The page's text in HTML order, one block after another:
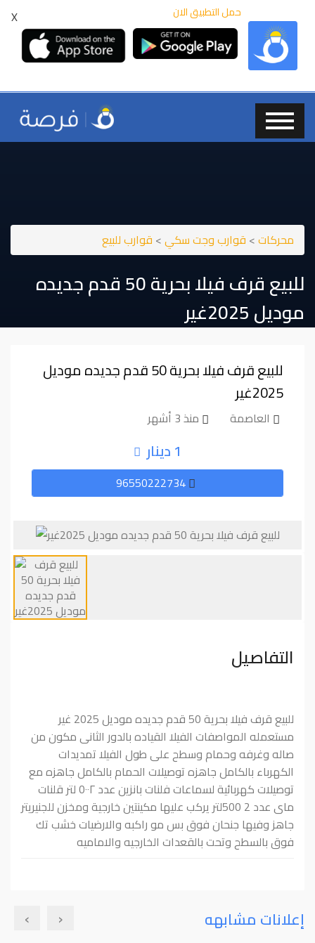
X حمل التطبيق الان
محركات> قوارب وجت سكي> قوارب للبيع
للبيع قرف فيلا بحرية 50 قدم جدیده
موديل 2025غیر
للبيع قرف فيلا بحرية 50 قدم جدیده موديل
2025غیر
العاصمة منذ 3 أشهر
1 دينار
التفاصيل
للبيع قرف فیلا بحرية 50 قدم جدیده مودیل 2025 غیر
مستعمله المواصفات الفيلا القياده بالدور الثانى مكون من
صاله وغرفه وحمام وسطح علی طول الفیلا تمديدات
الكهرباء بالكامل جاهزه توصيلات الحمام بالكامل جاهزه مع
توصیلات كهربائية لسماعات فلنات بانزین عدد 0۰۰۲ لتر قلنات
مای عدد ‎500 2لتر یرکب عليها مکینتين خارجية ومخزن للجنیریتر
جاهز وفیها جنحان فوق بس مو راکبه والارضيات خشب تك
فوق بالسطح وتحت بالقعدات الخارجيه والاماميه
إعلانات مشابهه ‹
›